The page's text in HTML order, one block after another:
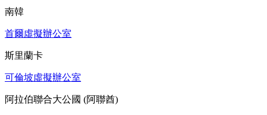
南韓
首爾虛擬辦公室
斯里蘭卡
可倫坡虛擬辦公室
阿拉伯聯合大公國 (阿聯酋)